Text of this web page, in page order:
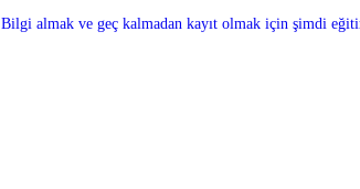
Bilgi almak ve geç kalmadan kayıt olmak için şimdi